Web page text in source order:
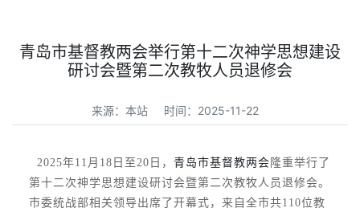
青岛市基督教两会举行第十二次神学思想建设
研讨会暨第二次教牧人员退修会
来源：本站 时间：2025-11-22
2025年11月18日至20日， 青岛市基督教两会 隆重举行了
第十二次神学思想建设研讨会暨第二次教牧人员退修会。
市委统战部相关领导出席了开幕式，来自全市共110位教